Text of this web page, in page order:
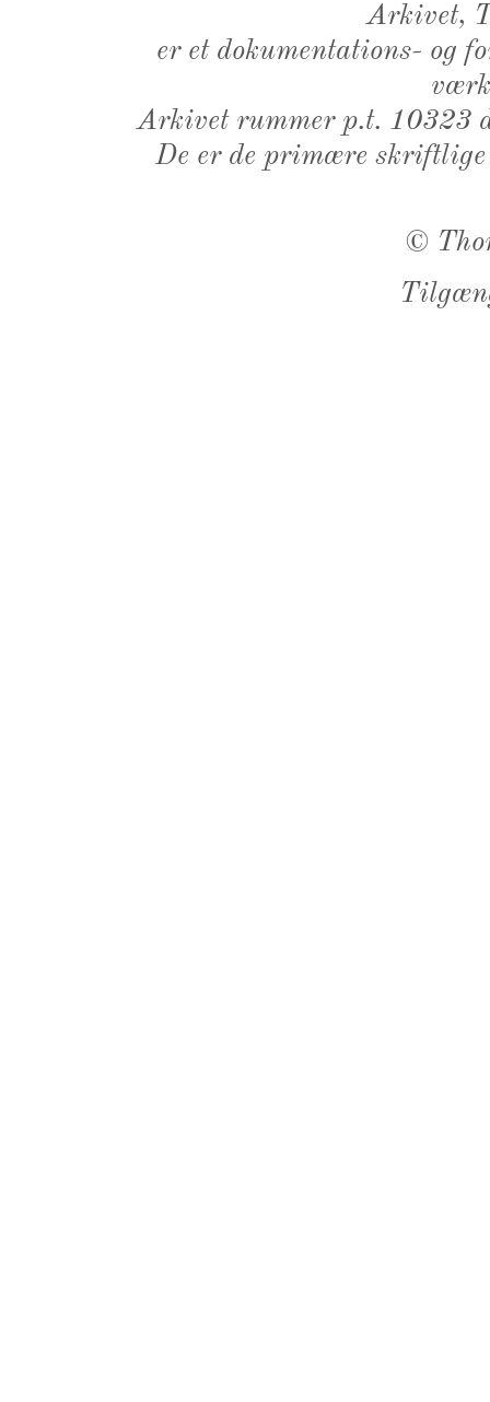
Arkivet,
er et dokumentations- og
Arkivet rummer p.t. 10323
De er de primære
©